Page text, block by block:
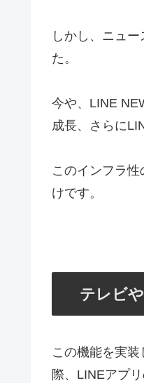
しかし、ニュ
た。
今や、LINE
成長、さらに
このインフラ
けです。
テレビ
この機能を実
際、LINEアプ